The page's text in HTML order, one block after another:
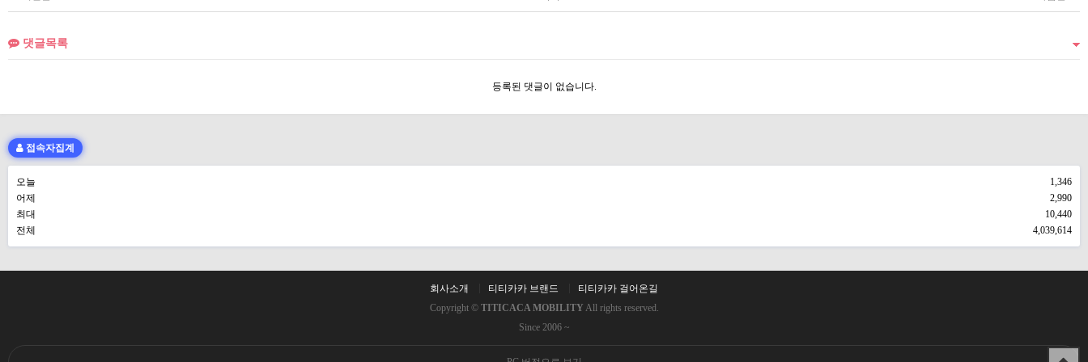
댓글목록
등록된 댓글이 없습니다.
접속자집계
오늘
1,346
어제
2,990
최대
10,440
전체
4,039,614
회사소개 티티카카 브랜드
티티카카 걸어온길
Copyright © TITICACA MOBILITY All rights reserved.
Since 2006 ~